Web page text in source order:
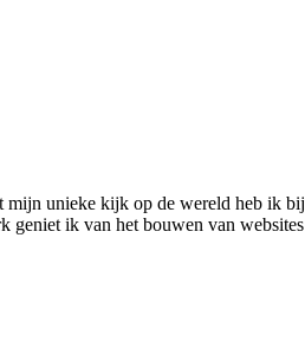
unieke kijk op de wereld heb ik
ik van het bouwen van